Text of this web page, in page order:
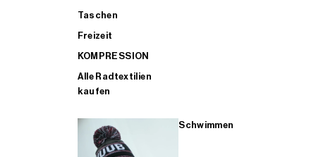
Taschen
Freizeit
KOMPRESSION
Alle Radtextilien
kaufen
Schwimmen